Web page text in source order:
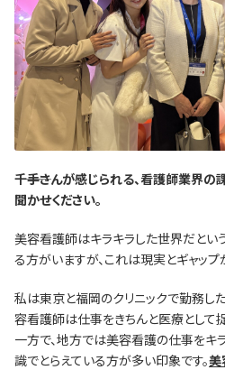
―――千手さんが感じられる、看護師業界
聞かせください。
美容看護師はキラキラした世界だとい
る方がいますが、これは現実とギャッ
私は東京と福岡のクリニックで勤務し
容看護師は仕事をきちんと医療として
一方で、地方では美容看護の仕事をキ
識でとらえている方が多い印象です。美